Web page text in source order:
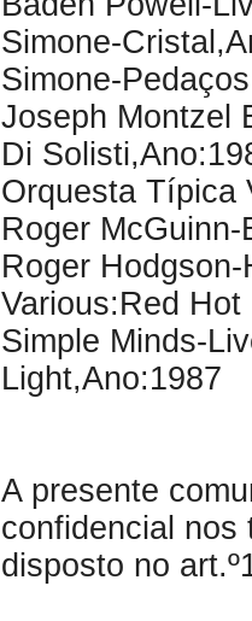
Simone-
Simone-
Joseph Montzel
Di
Orquesta Típica
Roger
Roger
Various:Red
Simple Minds-
Light,Ano:1987
A presente
confidencial nos
disposto no